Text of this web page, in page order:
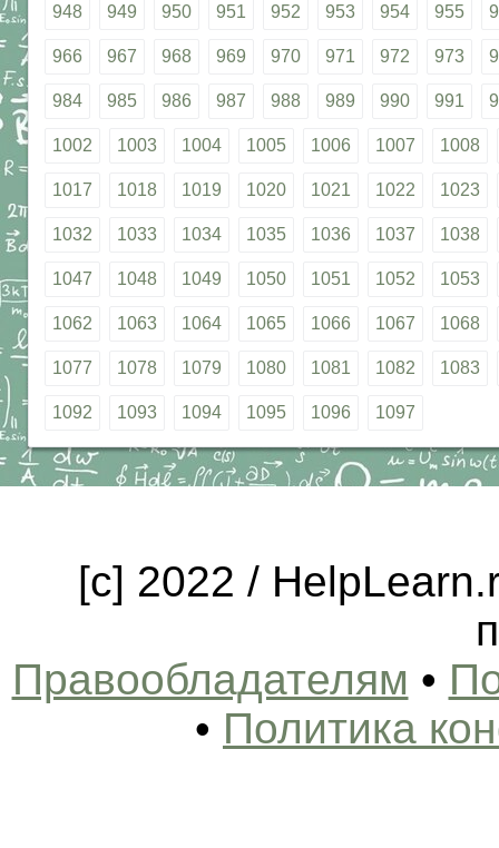
948 949 950 951 952 953 954 955
966 967 968 969 970 971 972 973
984 985 986 987 988 989 990 991
1002 1003 1004 1005 1006 1007 1008
1017 1018 1019 1020 1021 1022 1023
1032 1033 1034 1035 1036 1037 1038
1047 1048 1049 1050 1051 1052 1053
1062 1063 1064 1065 1066 1067 1068
1077 1078 1079 1080 1081 1082 1083
1092 1093 1094 1095 1096 1097
[c] 2022 /
Правообладателям •
• Политика